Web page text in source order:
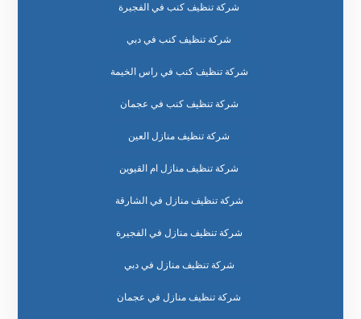
شركة تنظيف كنب في الفجيرة
شركة تنظيف كنب في دبي
شركة تنظيف كنب في راس الخيمة
شركة تنظيف كنب في عجمان
شركة تنظيف منازل العين
شركة تنظيف منازل ام القيوين
شركة تنظيف منازل في الشارقة
شركة تنظيف منازل في الفجيرة
شركة تنظيف منازل في دبي
شركة تنظيف منازل في عجمان